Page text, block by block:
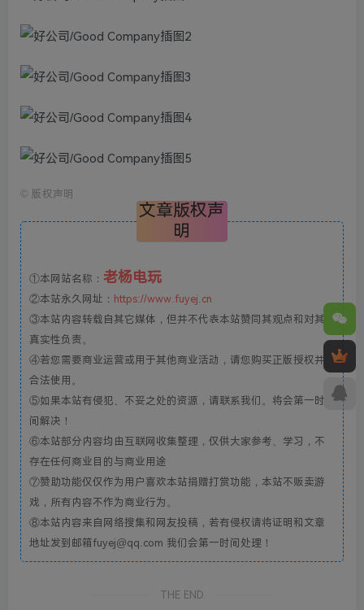
© 版权声明
文章版权声
明
①本网站名称： 老杨电玩
②本站永久网址： https://www.fuyej.cn
③本站内容转载自其它媒体，但并不代表本站赞同其观点和对其
真实性负责。
④若您需要商业运营或用于其他商业活动，请您购买正版授权并
合法使用。
⑤如果本站有侵犯、不妥之处的资源，请联系我们。将会第一时
间解决！
⑥本站部分内容均由互联网收集整理，仅供大家参考、学习，不
存在任何商业目的与商业用途
⑦赞助功能仅仅作为用户喜欢本站捐赠打赏功能，本站不贩卖游
戏，所有内容不作为商业行为。
⑧本站内容来自网络搜集和网友投稿，若有侵权请将证明和文章
地址发到邮箱fuyej@qq.com 我们会第一时间处理！
THE END